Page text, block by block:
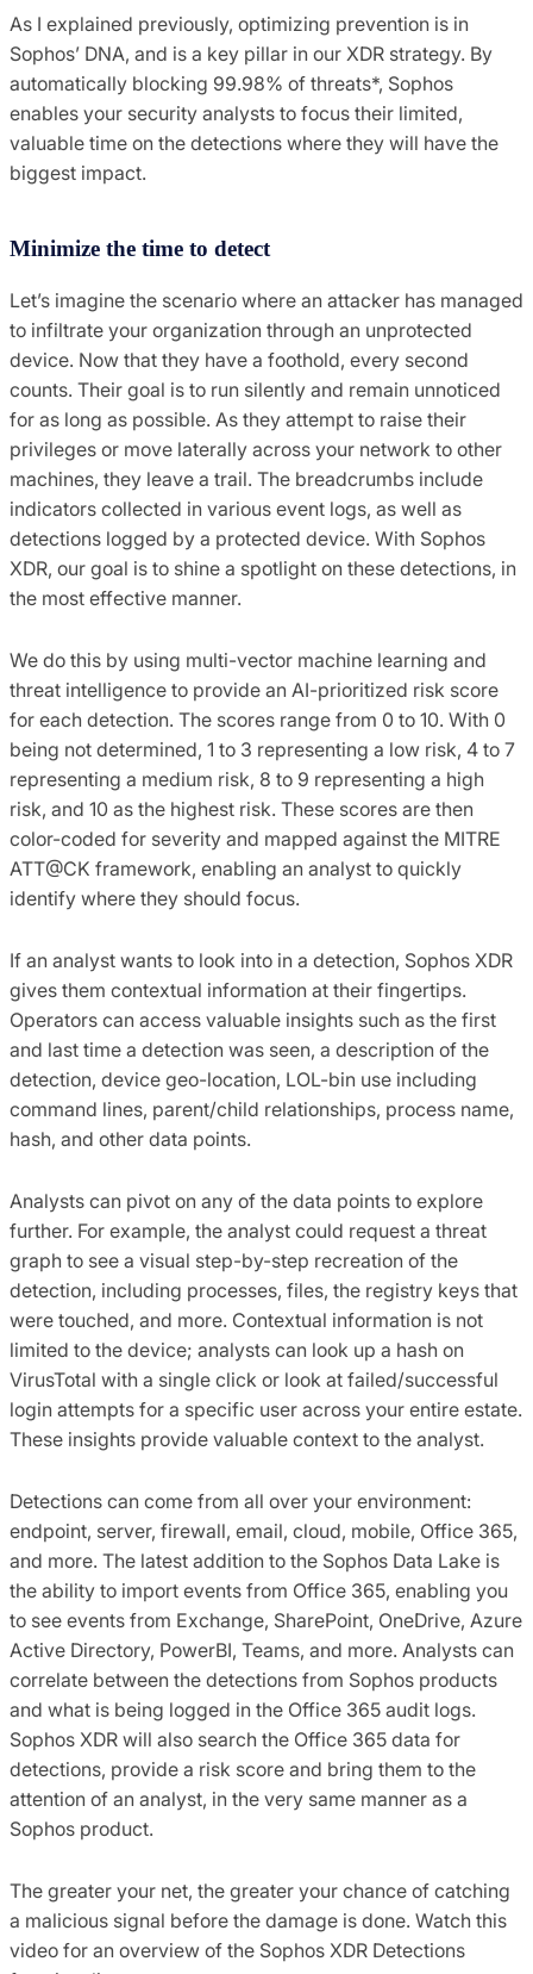
As I explained previously, optimizing prevention is in
Sophos’ DNA, and is a key pillar in our XDR strategy. By
automatically blocking 99.98% of threats*, Sophos
enables your security analysts to focus their limited,
valuable time on the detections where they will have the
biggest impact.
Minimize the time to detect
Let’s imagine the scenario where an attacker has managed
to infiltrate your organization through an unprotected
device. Now that they have a foothold, every second
counts. Their goal is to run silently and remain unnoticed
for as long as possible. As they attempt to raise their
privileges or move laterally across your network to other
machines, they leave a trail. The breadcrumbs include
indicators collected in various event logs, as well as
detections logged by a protected device. With Sophos
XDR, our goal is to shine a spotlight on these detections, in
the most effective manner.
We do this by using multi-vector machine learning and
threat intelligence to provide an AI-prioritized risk score
for each detection. The scores range from 0 to 10. With 0
being not determined, 1 to 3 representing a low risk, 4 to 7
representing a medium risk, 8 to 9 representing a high
risk, and 10 as the highest risk. These scores are then
color-coded for severity and mapped against the MITRE
ATT@CK framework, enabling an analyst to quickly
identify where they should focus.
If an analyst wants to look into in a detection, Sophos XDR
gives them contextual information at their fingertips.
Operators can access valuable insights such as the first
and last time a detection was seen, a description of the
detection, device geo-location, LOL-bin use including
command lines, parent/child relationships, process name,
hash, and other data points.
Analysts can pivot on any of the data points to explore
further. For example, the analyst could request a threat
graph to see a visual step-by-step recreation of the
detection, including processes, files, the registry keys that
were touched, and more. Contextual information is not
limited to the device; analysts can look up a hash on
VirusTotal with a single click or look at failed/successful
login attempts for a specific user across your entire estate.
These insights provide valuable context to the analyst.
Detections can come from all over your environment:
endpoint, server, firewall, email, cloud, mobile, Office 365,
and more. The latest addition to the Sophos Data Lake is
the ability to import events from Office 365, enabling you
to see events from Exchange, SharePoint, OneDrive, Azure
Active Directory, PowerBI, Teams, and more. Analysts can
correlate between the detections from Sophos products
and what is being logged in the Office 365 audit logs.
Sophos XDR will also search the Office 365 data for
detections, provide a risk score and bring them to the
attention of an analyst, in the very same manner as a
Sophos product.
The greater your net, the greater your chance of catching
a malicious signal before the damage is done. Watch this
video for an overview of the Sophos XDR Detections